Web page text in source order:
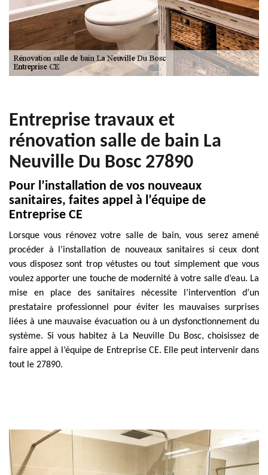
Entreprise travaux et
rénovation salle de bain La
Neuville Du Bosc 27890
Pour l’installation de vos nouveaux
sanitaires, faites appel à l’équipe de
Entreprise CE
Lorsque vous rénovez votre salle de bain, vous serez amené
procéder à l’installation de nouveaux sanitaires si ceux dont
vous disposez sont trop vétustes ou tout simplement que vous
voulez apporter une touche de modernité à votre salle d’eau. La
mise en place des sanitaires nécessite l’intervention d’un
prestataire professionnel pour éviter les mauvaises surprises
liées à une mauvaise évacuation ou à un dysfonctionnement du
système. Si vous habitez à La Neuville Du Bosc, choisissez de
faire appel à l’équipe de Entreprise CE. Elle peut intervenir dans
tout le 27890.